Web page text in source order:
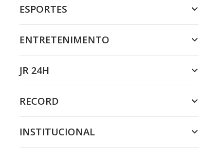
ESPORTES
ENTRETENIMENTO
JR 24H
RECORD
INSTITUCIONAL